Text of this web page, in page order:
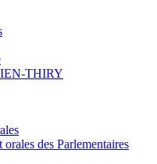
THIRY
orales des Parlementaires